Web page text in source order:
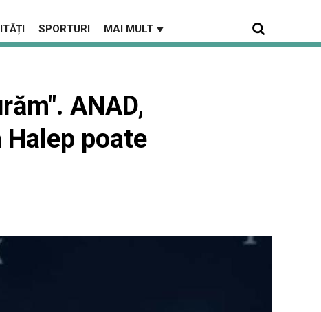
SPORTURI MAI MULT ▼
ANAD,
Halep poate